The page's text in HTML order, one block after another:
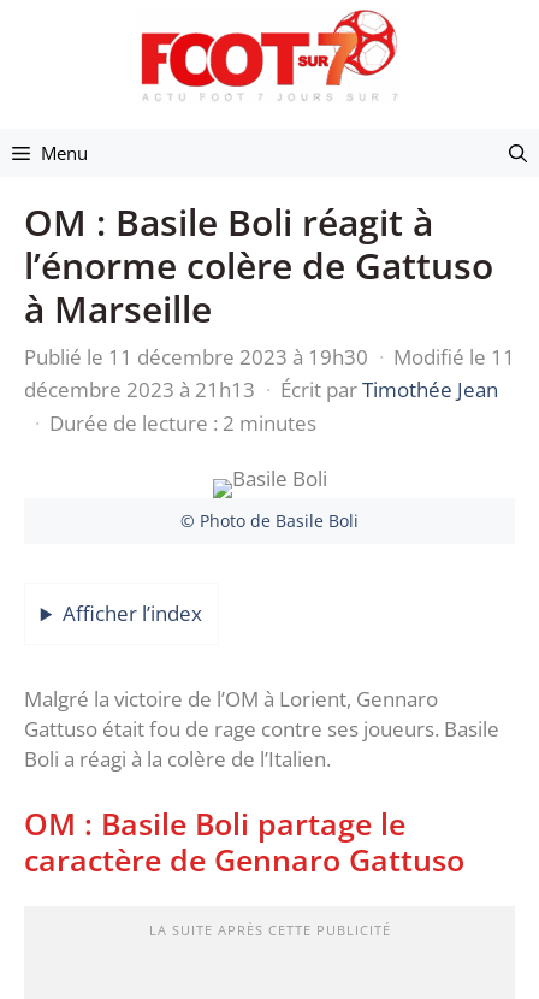
Menu
OM : Basile Boli réagit à
l’énorme colère de Gattuso
à Marseille
Publié le 11 décembre 2023 à 19h30 · Modifié le 11
décembre 2023 à 21h13 · Écrit parTimothée Jean
· Durée de lecture : 2 minutes
© Photo de Basile Boli
Afficher l’index
Malgré la victoire de l’OM à Lorient, Gennaro
Gattuso était fou de rage contre ses joueurs. Basile
Boli a réagi à la colère de l’Italien.
OM : Basile Boli partage le
caractère de Gennaro Gattuso
LA SUITE APRÈS CETTE PUBLICITÉ